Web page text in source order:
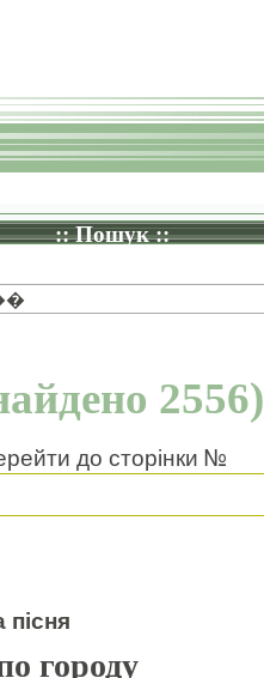
:: Пошук ::
2556)
до сторінки №
городу